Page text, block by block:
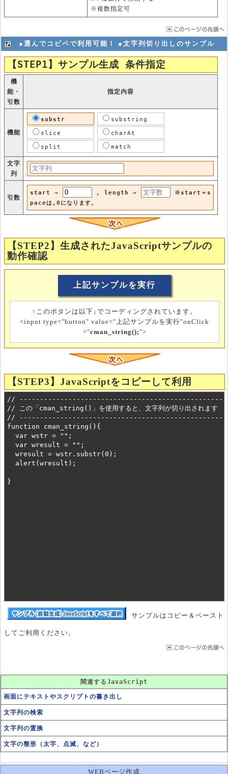
※複数指定可
●選んでコピペで利用可能！ ●文字列切り出しのサンプル
【STEP1】サンプル生成 条件指定
機
能・
引数
指定内容
機能
substr substring
slice charAt
split match
文字
列
引数
start ⇒ , length ⇒
※start＝s
paceは,0になります。
【STEP2】生成されたJavaScriptサンプルの
動作確認
↑このボタンは以下↓でコーディングされています。
<input type="button" value="上記サンプルを実行"onClick
="cman_string();">
【STEP3】JavaScriptをコピーして利用
サンプルはコピー＆ペースト
してご利用ください。
関連するJavaScript
画面にテキストやスクリプトの書き出し
文字列の検索
文字列の置換
文字の整形（太字、点滅、など）
WEBページ作成